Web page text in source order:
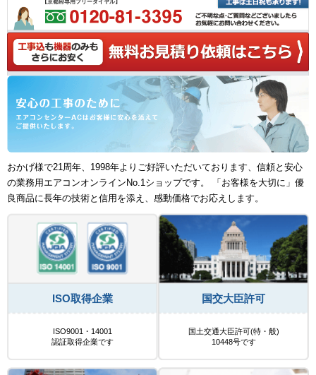
【京都府専用フリーダイヤル】
おかげ様で21周年、1998年よりご好評いただいております、信頼と安心
の業務用エアコンオンラインNo.1ショップです。 「お客様を大切に」優
良商品に長年の技術と信用を添え、感動価格でお応えします。
ISO取得企業
ISO9001・14001
認証取得企業です
国交大臣許可
国土交通大臣許可(特・般)
10448号です